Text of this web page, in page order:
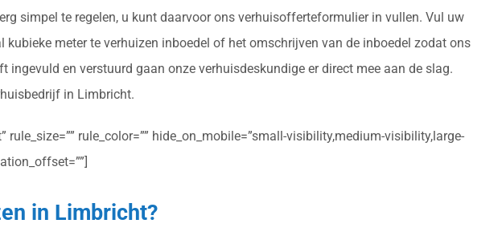
simpel te regelen, u kunt daarvoor ons verhuisofferteformulier in vullen. Vul uw
meter te verhuizen inboedel of het omschrijven van de inboedel zodat ons
en verstuurd gaan onze verhuisdeskundige er direct mee aan de slag.
in Limbricht.
rule_color=”” hide_on_mobile=”small-visibility,medium-visibility,large-
in Limbricht?